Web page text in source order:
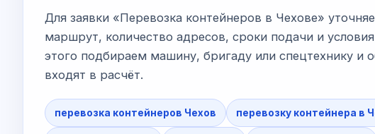
Для заявки «Перевозка контейнеров в Чехове»
маршрут, количество адресов, сроки подачи и
этого подбираем машину, бригаду или спецтехнику и
входят в расчёт.
перевозка контейнеров Чехов перевозку контейнера в